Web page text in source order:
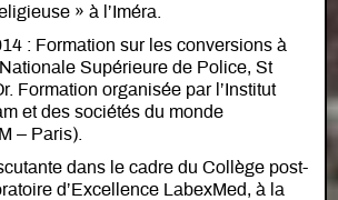
» à l’Iméra.
: Formation sur les conversions à
Nationale Supérieure de Police, St
Formation organisée par l’Institut
et des sociétés du monde
– Paris).
dans le cadre du Collège post-
d’Excellence LabexMed, à la